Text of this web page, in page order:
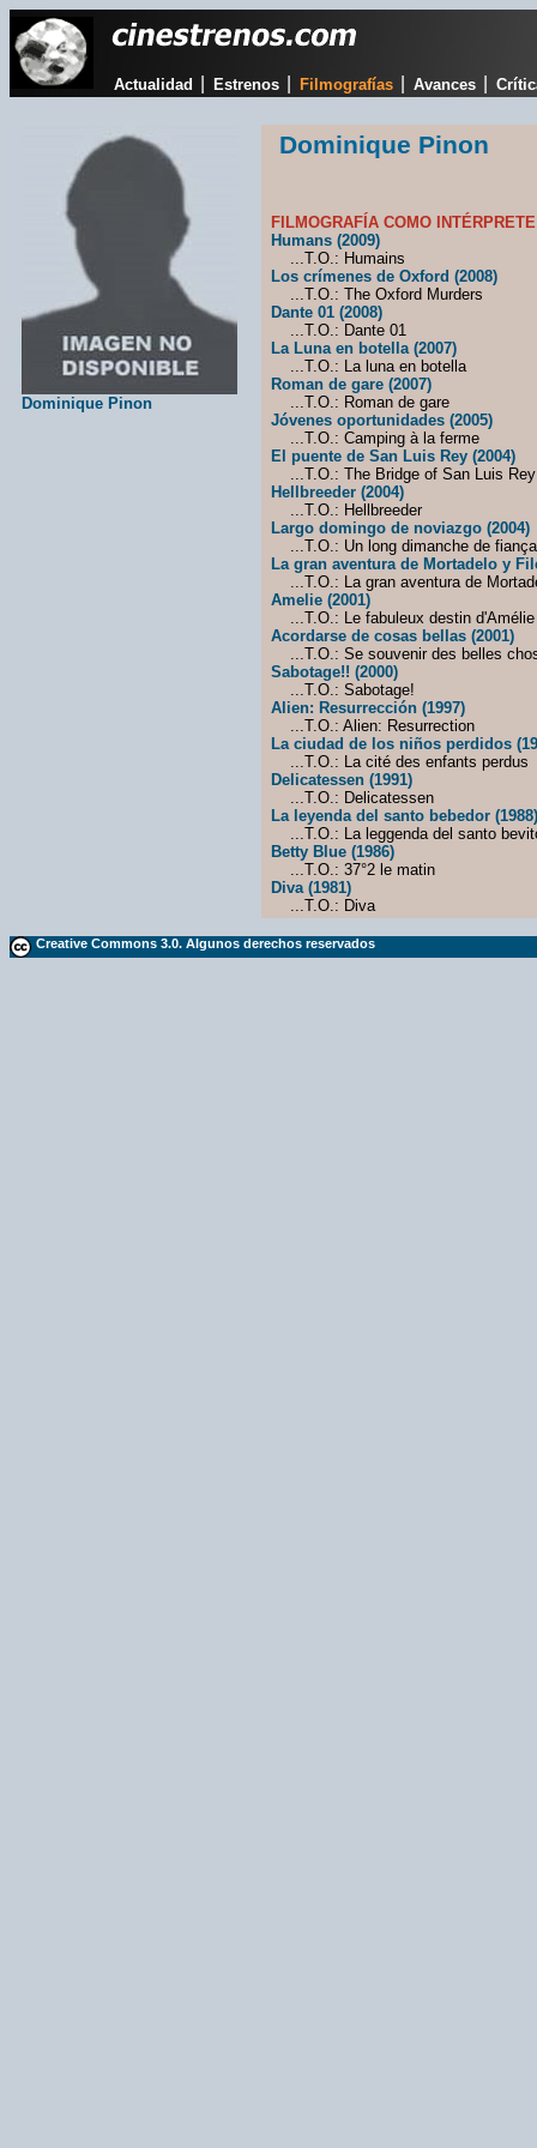
Actualidad Estrenos Filmografías Avances
Dominique Pinon
Dominique Pinon
FILMOGRAFÍA COMO
Humans (2009)
...T.O.: Humains
Los crímenes de Oxford (2008)
...T.O.: The Oxford Murders
Dante 01 (2008)
...T.O.: Dante 01
La Luna en botella (2007)
...T.O.: La luna en botella
Roman de gare (2007)
...T.O.: Roman de gare
Jóvenes oportunidades (2005)
...T.O.: Camping à la ferme
El puente de San Luis Rey (2004)
...T.O.: The Bridge of San Luis Rey
Hellbreeder (2004)
...T.O.: Hellbreeder
Largo domingo de noviazgo (2004)
...T.O.: Un long dimanche de
La gran aventura de Mortadelo y
...T.O.: La gran aventura de
Amelie (2001)
...T.O.: Le fabuleux destin d'Amélie
Acordarse de cosas bellas (2001)
...T.O.: Se souvenir des belles
Sabotage!! (2000)
...T.O.: Sabotage!
Alien: Resurrección (1997)
...T.O.: Alien: Resurrection
La ciudad de los niños perdidos
...T.O.: La cité des enfants perdus
Delicatessen (1991)
...T.O.: Delicatessen
La leyenda del santo bebedor (1988)
...T.O.: La leggenda del santo
Betty Blue (1986)
...T.O.: 37°2 le matin
Diva (1981)
...T.O.: Diva
Creative Commons 3.0. Algunos derechos reservados